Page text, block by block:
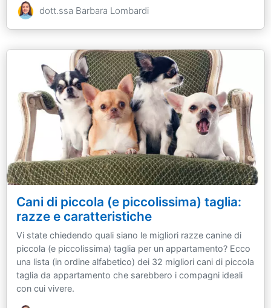
dott.ssa Barbara Lombardi
Cani di piccola (e piccolissima) taglia:
razze e caratteristiche
Vi state chiedendo quali siano le migliori razze canine di
piccola (e piccolissima) taglia per un appartamento? Ecco
una lista (in ordine alfabetico) dei 32 migliori cani di piccola
taglia da appartamento che sarebbero i compagni ideali
con cui vivere.